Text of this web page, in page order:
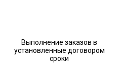
Выполнение заказов в
установленные договором
сроки